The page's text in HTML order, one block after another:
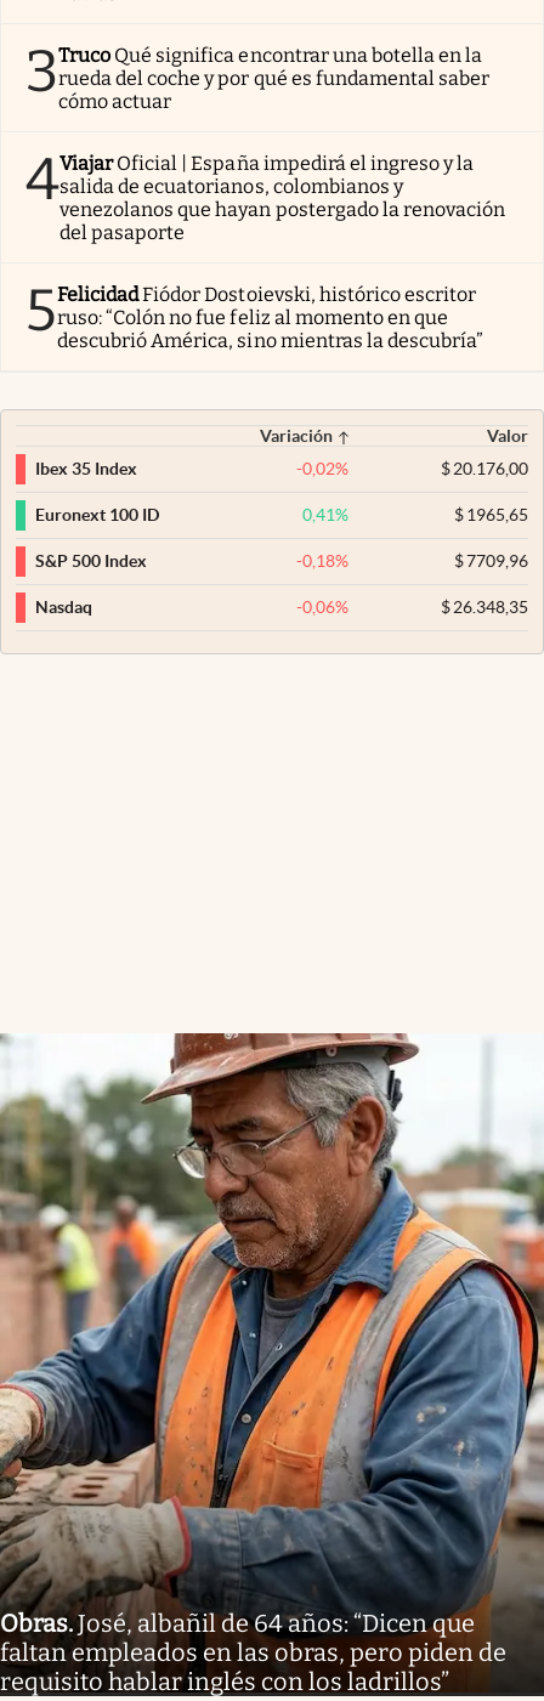
3Truco Qué significa encontrar una botella en la
rueda del coche y por qué es fundamental saber
cómo actuar
4Viajar Oficial | España impedirá el ingreso y la
salida de ecuatorianos, colombianos y
venezolanos que hayan postergado la renovación
del pasaporte
5FelicidadFiódor Dostoievski, histórico escritor
ruso: “Colón no fue feliz al momento en que
descubrió América, sino mientras la descubría”
Variación
Valor
Ibex 35 Index
-0,02% $20.176,00
Euronext 100 ID 0,41% $1965,65
S&P 500 Index -0,18% $7709,96
Nasdaq -0,06% $26.348,35
Obras.José, albañil de 64 años: “Dicen que
faltan empleados en las obras, pero piden de
requisito hablar inglés con los ladrillos”